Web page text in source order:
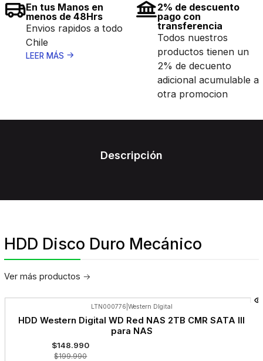
En tus Manos en
menos de 48Hrs
Envios rapidos a todo
Chile
LEER MÁS
2% de descuento
pago con
transferencia
Todos nuestros
productos tienen un
2% de decuento
adicional acumulable a
otra promocion
Descripción
HDD Disco Duro Mecánico
Ver más productos
-26%
OFF
LTN000776 Western DIgital
HDD Western Digital WD Red NAS 2TB CMR SATA III
para NAS
$148.990
$199.990